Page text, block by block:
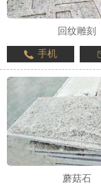
回纹雕刻
手机
蘑菇石